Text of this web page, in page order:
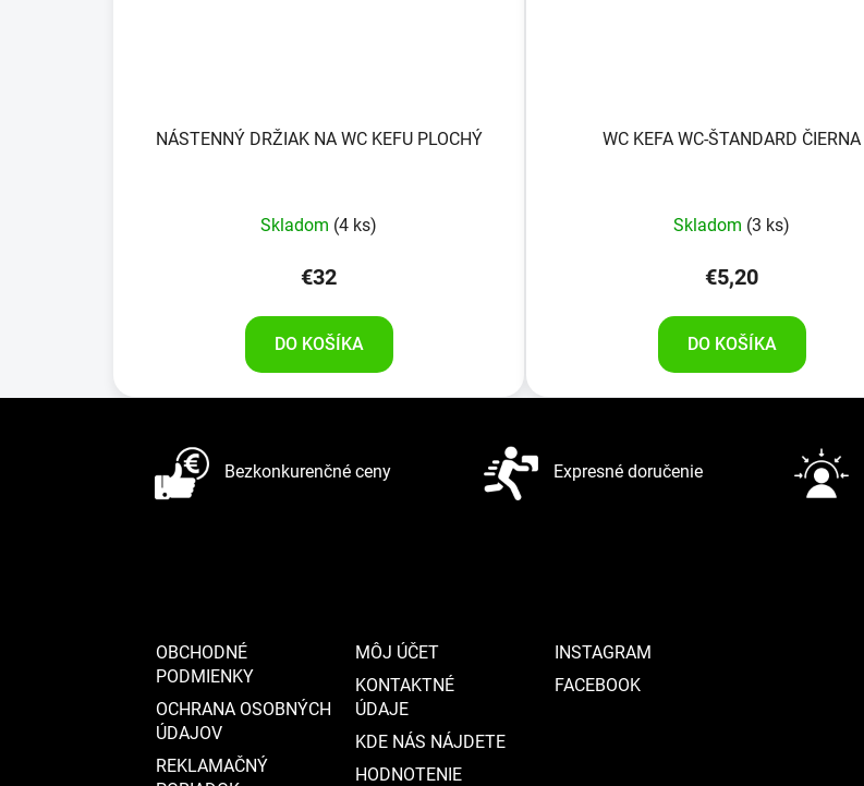
NÁSTENNÝ DRŽIAK NA WC KEFU PLOCHÝ
Skladom (4 ks)
€32
DO KOŠÍKA
WC KEFA WC-ŠTANDARD ČIERNA
Skladom (3 ks)
€5,20
DO KOŠÍKA
Bezkonkurenčné ceny Expresné doručenie
OBCHODNÉ
PODMIENKY
OCHRANA OSOBNÝCH
ÚDAJOV
REKLAMAČNÝ
MÔJ ÚČET
KONTAKTNÉ
ÚDAJE
KDE NÁS NÁJDETE
HODNOTENIE
INSTAGRAM
FACEBOOK